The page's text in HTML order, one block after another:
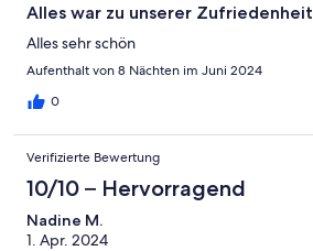
Alles war zu unserer Zufriedenheit
Alles sehr schön
Aufenthalt von 8 Nächten im Juni 2024
0
Verifizierte Bewertung
10/10 – Hervorragend
Nadine M.
1. Apr. 2024